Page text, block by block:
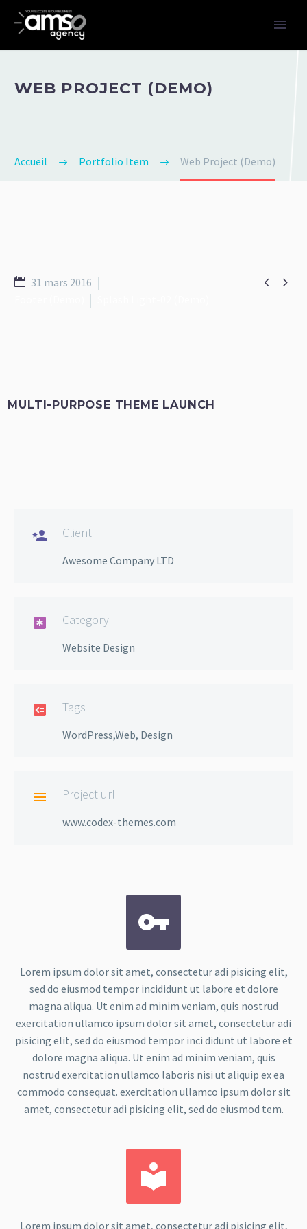
WEB PROJECT (DEMO)
Accueil Portfolio Item Web Project (Demo)
 
31 mars 2016
MULTI-PURPOSE THEME LAUNCH
 Client
Awesome Company LTD
 Category
Website Design
 Tags
WordPress,Web, Design
 Project url
www.codex-themes.com


Lorem ipsum dolor sit amet, consectetur adi pisicing elit,
sed do eiusmod tempor incididunt ut labore et dolore
magna aliqua. Ut enim ad minim veniam, quis nostrud
exercitation ullamco ipsum dolor sit amet, consectetur adi
pisicing elit, sed do eiusmod tempor inci didunt ut labore et
dolore magna aliqua. Ut enim ad minim veniam, quis
nostrud exercitation ullamco laboris nisi ut aliquip ex ea
commodo consequat. exercitation ullamco ipsum dolor sit
amet, consectetur adi pisicing elit, sed do eiusmod tem.


Lorem ipsum dolor sit amet, consectetur adi pisicing elit,